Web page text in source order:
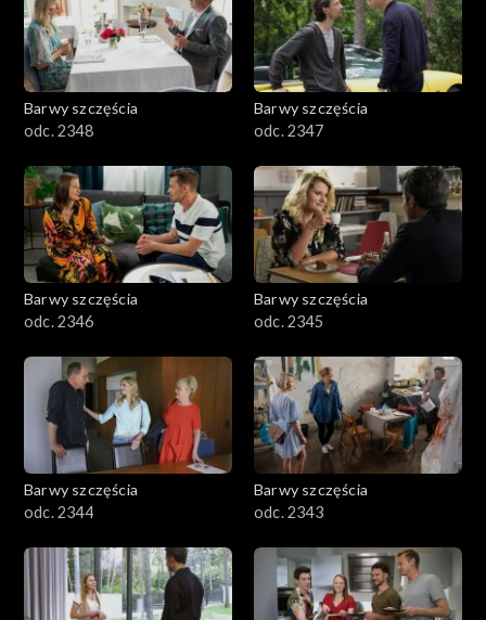
Barwy szczęścia
odc. 2348
Barwy szczęścia
odc. 2347
Barwy szczęścia
odc. 2346
Barwy szczęścia
odc. 2345
Barwy szczęścia
odc. 2344
Barwy szczęścia
odc. 2343